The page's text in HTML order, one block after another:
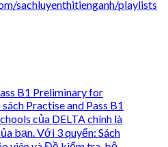
sachluyenthitienganh/playlists